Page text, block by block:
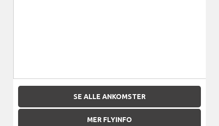
SE ALLE ANKOMSTER
MER FLYINFO